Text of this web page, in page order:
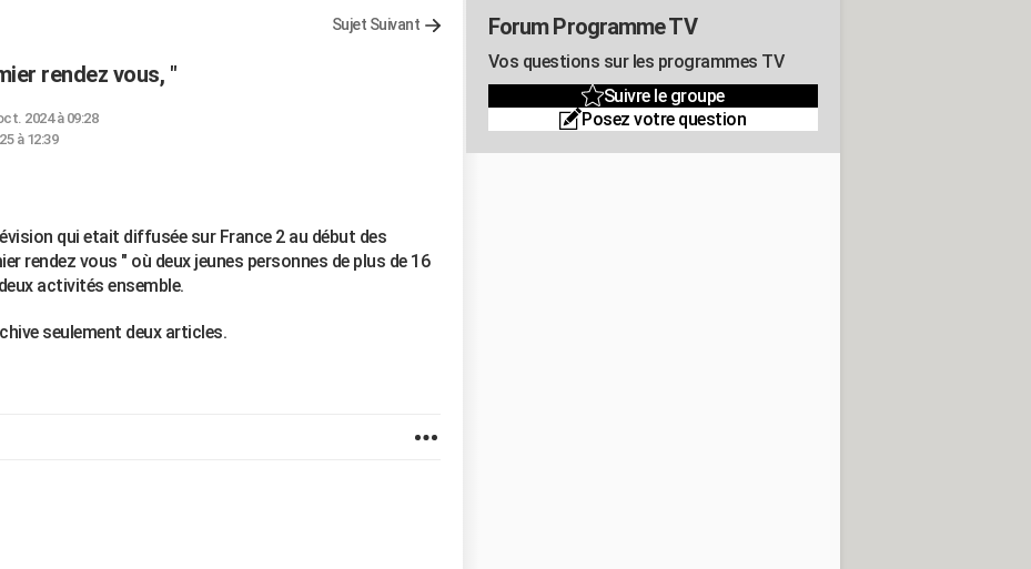
Sujet Suivant
rendez vous, "
2024 à 09:28
à 12:39
qui etait diffusée sur France 2 au début des
rendez vous " où deux jeunes personnes de plus de 16
activités ensemble.
seulement deux articles.
Forum Programme TV
Vos questions sur les programmes TV
Suivre le groupe
Posez votre question